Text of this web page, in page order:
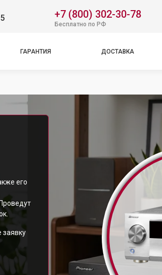
+7 (800) 302-30-78
Бесплатно по РФ
ГАРАНТИЯ ДОСТАВКА
его
заявку